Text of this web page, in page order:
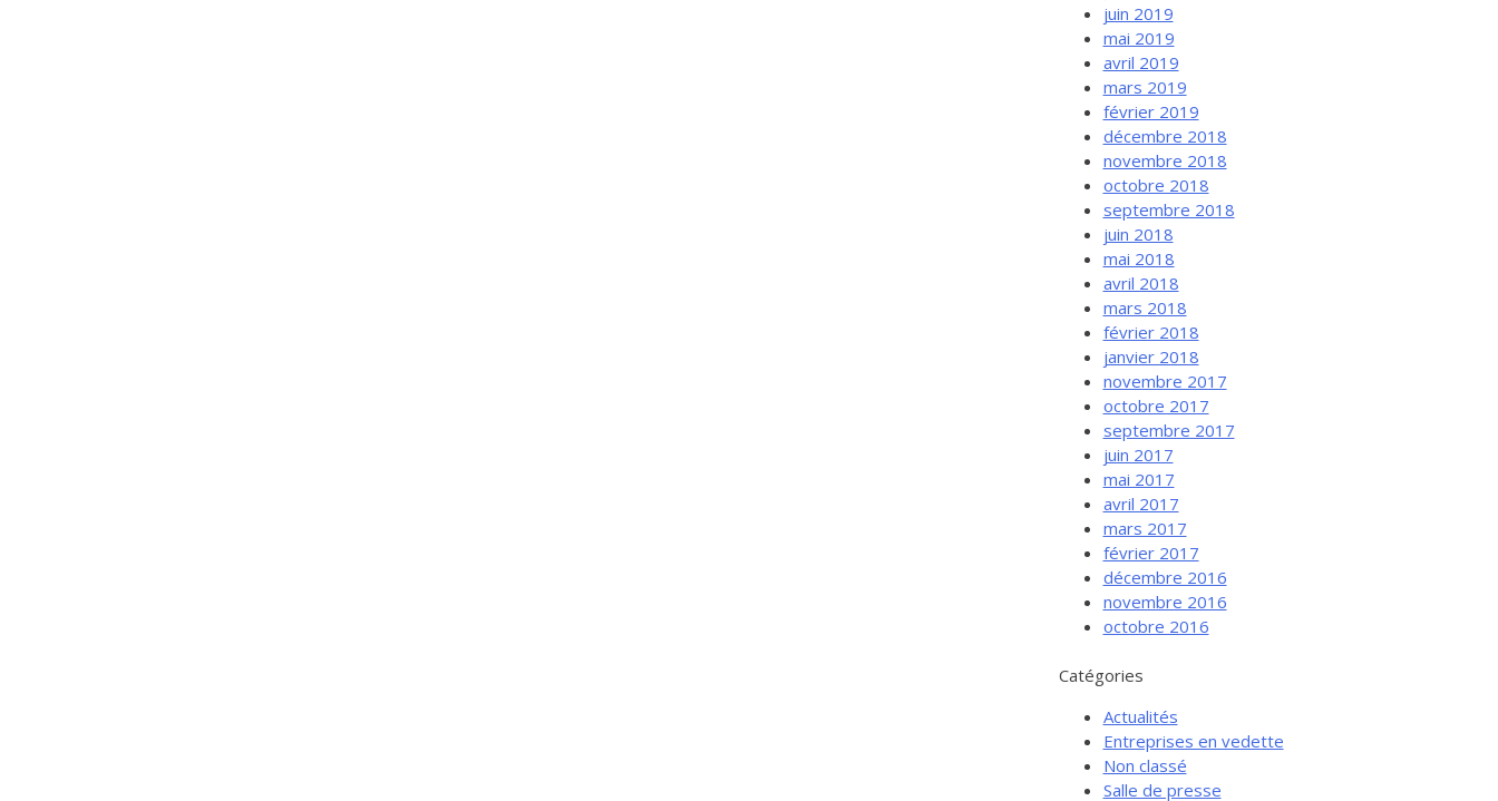
Services aux entreprises
Innovation / Productivité
Investir en Nouvelle-Beauce
Services-conseils – démarrage
juin 2019
mai 2019
avril 2019
mars 2019
février 2019
décembre 2018
novembre 2018
octobre 2018
septembre 2018
juin 2018
mai 2018
avril 2018
mars 2018
février 2018
janvier 2018
novembre 2017
octobre 2017
septembre 2017
juin 2017
mai 2017
avril 2017
mars 2017
février 2017
décembre 2016
novembre 2016
octobre 2016
Catégories
Actualités
Entreprises en vedette
Non classé
Salle de presse